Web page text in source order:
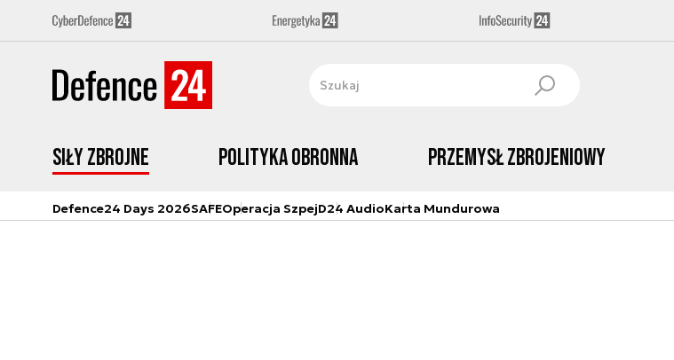
Siły zbrojne Polityka obronna Przemysł Zbrojeniowy
Defence24 Days 2026SAFEOperacja SzpejD24 AudioKarta Mundurowa